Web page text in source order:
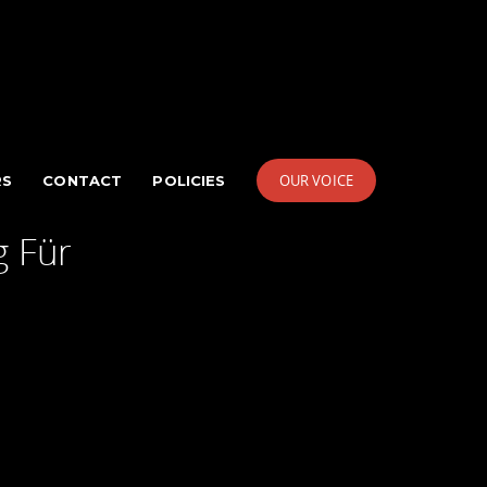
CONTACT POLICIES OUR VOICE
Für